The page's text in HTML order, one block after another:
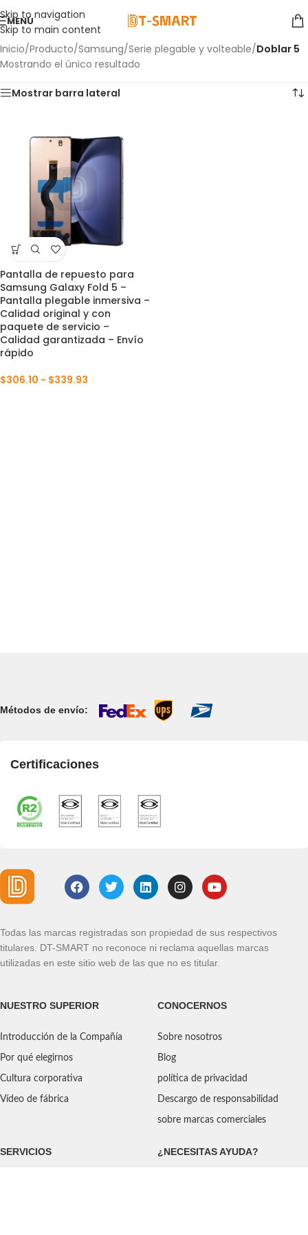
Skip to navigation
Skip to main content
MENÚ
Inicio/Producto/Samsung/Serie plegable y volteable/Doblar 5
Mostrando el único resultado
Mostrar barra lateral
Pantalla de repuesto para
Samsung Galaxy Fold 5 –
Pantalla plegable inmersiva –
Calidad original y con
paquete de servicio –
Calidad garantizada – Envío
rápido
$306.10 - $339.93
Métodos de envío:
Certificaciones
Todas las marcas registradas son propiedad de sus respectivos
titulares. DT-SMART no reconoce ni reclama aquellas marcas
utilizadas en este sitio web de las que no es titular.
NUESTRO SUPERIOR
Introducción de la Compañía
Por qué elegirnos
Cultura corporativa
Vídeo de fábrica
CONOCERNOS
Sobre nosotros
Blog
política de privacidad
Descargo de responsabilidad
sobre marcas comerciales
SERVICIOS ¿NECESITAS AYUDA?